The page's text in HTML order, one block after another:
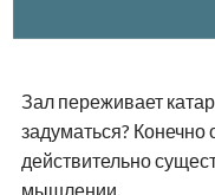
Зал переживает
задуматься?
действительно
мышлении.